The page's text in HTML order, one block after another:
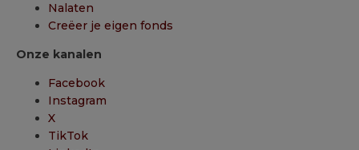
Nalaten
Creëer je eigen fonds
Onze kanalen
Facebook
Instagram
X
TikTok